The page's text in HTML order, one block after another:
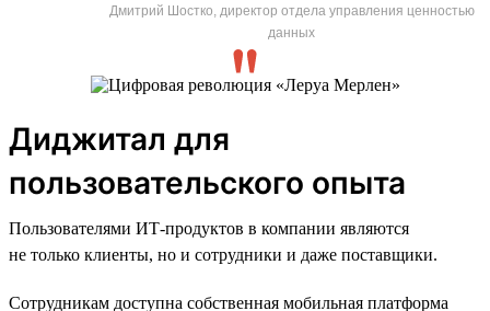
Дмитрий Шостко, директор отдела управления ценностью
данных
Диджитал для
пользовательского опыта
Пользователями ИТ-продуктов в компании являются
не только клиенты, но и сотрудники и даже поставщики.
Сотрудникам доступна собственная мобильная платформа